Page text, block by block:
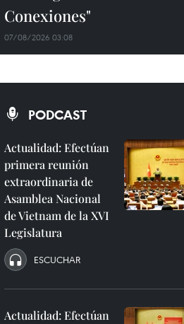
Conexiones"
07/08/2026 03:08
PODCAST
Actualidad: Efectúan
primera reunión
extraordinaria de
Asamblea Nacional
de Vietnam de la XVI
Legislatura
ESCUCHAR
Actualidad: Efectúan